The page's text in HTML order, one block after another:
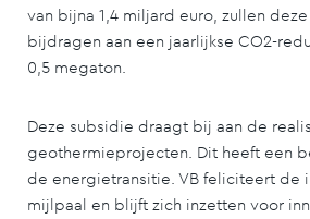
van bijna 1,4 miljard euro, zullen
bijdragen aan een jaarlijkse CO2-
0,5 megaton.
Deze subsidie draagt bij aan de
geothermieprojecten. Dit heeft een
de energietransitie. VB feliciteert de
mijlpaal en blijft zich inzetten voor